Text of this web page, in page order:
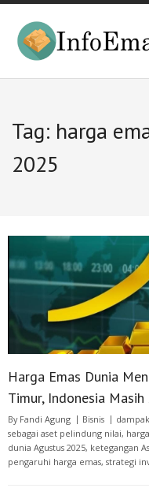
Skip
content
Tag: harga
2025
Harga Emas Dunia
Timur, Indonesia
By Fandi Agung Bisnis
sebagai aset pelindung nilai,
dunia Agustus 2025, ketegangan
pengaruhi harga emas, strategi